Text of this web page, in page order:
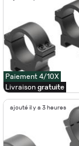
Paiement 4/10X
Livraison gratuite
ajouté il y a 3 heures